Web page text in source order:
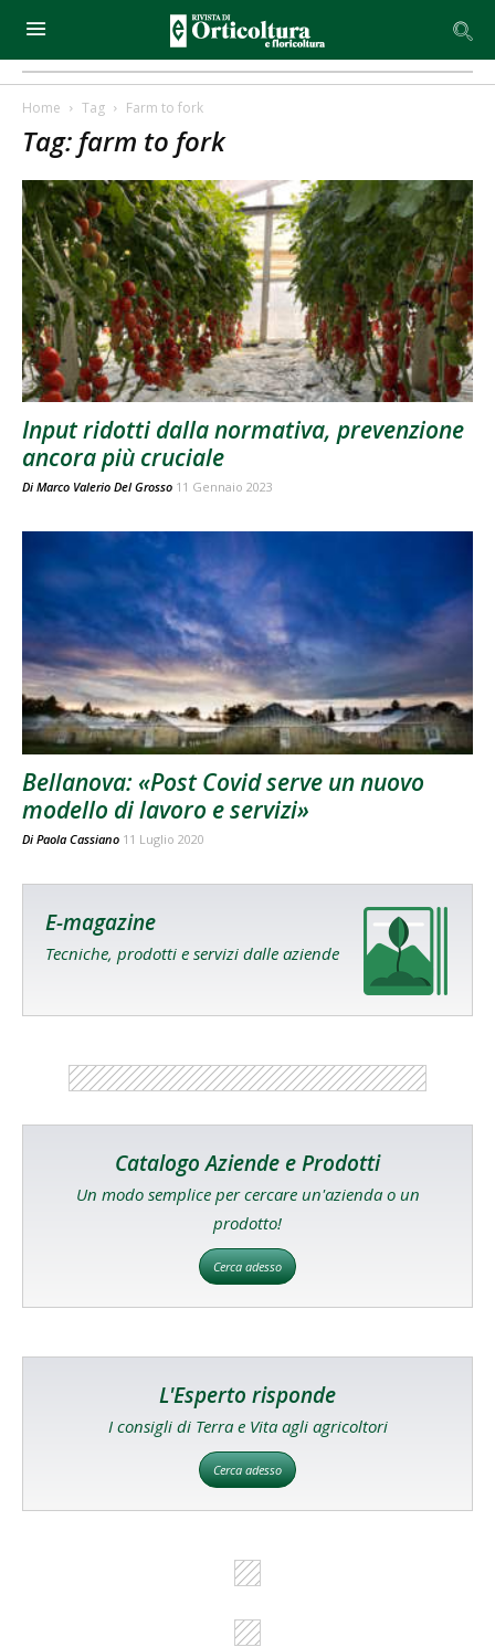
Home Tag Farm to fork
Tag: farm to fork
Input ridotti dalla normativa, prevenzione
ancora più cruciale
Di Marco Valerio Del Grosso 11 Gennaio 2023
Bellanova: «Post Covid serve un nuovo
modello di lavoro e servizi»
Di Paola Cassiano 11 Luglio 2020
E-magazine
Tecniche, prodotti e servizi dalle aziende
Catalogo Aziende e Prodotti
Un modo semplice per cercare un'azienda o un
prodotto!
Cerca adesso
L'Esperto risponde
I consigli di Terra e Vita agli agricoltori
Cerca adesso